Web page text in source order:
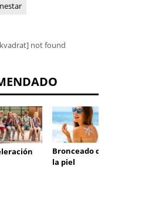
not found
Bronceado de
la piel